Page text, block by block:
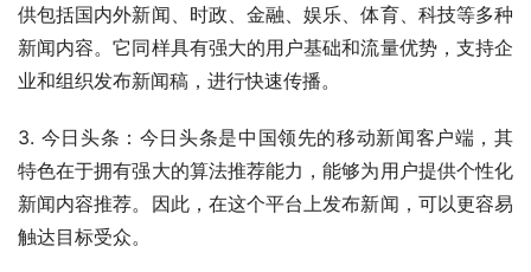
供包括国内外新闻、时政、金融、娱乐、体育、科技等多种
新闻内容。它同样具有强大的用户基础和流量优势，支持企
业和组织发布新闻稿，进行快速传播。
3. 今日头条：今日头条是中国领先的移动新闻客户端，其
特色在于拥有强大的算法推荐能力，能够为用户提供个性化
新闻内容推荐。因此，在这个平台上发布新闻，可以更容易
触达目标受众。